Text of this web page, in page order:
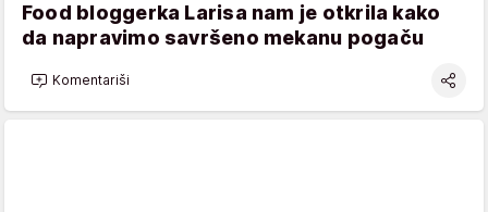
Food bloggerka Larisa nam je otkrila kako
da napravimo savršeno mekanu pogaču
Komentariši